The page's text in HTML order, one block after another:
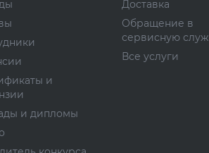
и
и дипломы
Доставка
Обращение в
сервисную
Все услуги